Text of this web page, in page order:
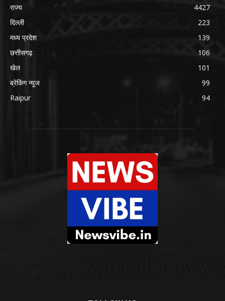
राज्य
4427
दिल्ली
223
मध्य प्रदेश
139
छत्तीसगढ़
106
खेल
101
ब्रेकिंग न्यूज
99
Raipur
94